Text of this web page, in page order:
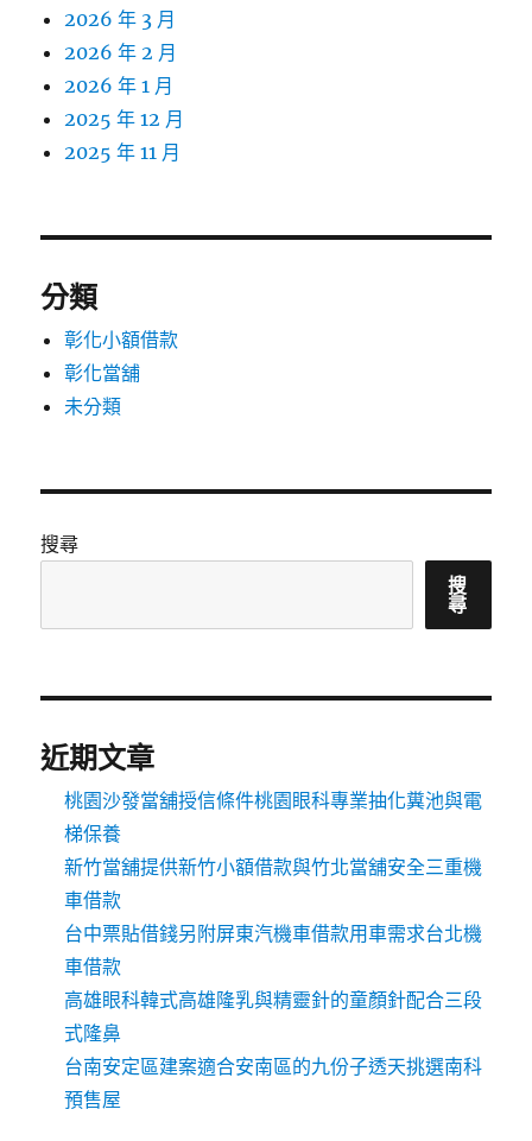
2026 年 3 月
2026 年 2 月
2026 年 1 月
2025 年 12 月
2025 年 11 月
分類
彰化小額借款
彰化當舖
未分類
搜尋
搜
尋
近期文章
桃園沙發當舖授信條件桃園眼科專業抽化糞池與電
梯保養
新竹當舖提供新竹小額借款與竹北當舖安全三重機
車借款
台中票貼借錢另附屏東汽機車借款用車需求台北機
車借款
高雄眼科韓式高雄隆乳與精靈針的童顏針配合三段
式隆鼻
台南安定區建案適合安南區的九份子透天挑選南科
預售屋